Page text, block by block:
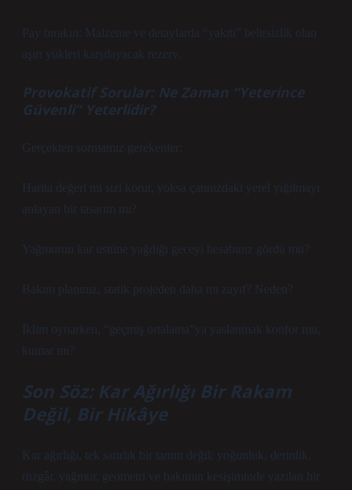
Pay bırakın: Malzeme ve detaylarda “yakıtı” belirsizlik olan
aşırı yükleri karşılayacak rezerv.
Provokatif Sorular: Ne Zaman “Yeterince
Güvenli” Yeterlidir?
Gerçekten sormamız gerekenler:
Harita değeri mi sizi korur, yoksa çatınızdaki yerel yığılmayı
anlayan bir tasarım mı?
Yağmurun kar üstüne yağdığı geceyi hesabınız gördü mü?
Bakım planınız, statik projeden daha mı zayıf? Neden?
İklim oynarken, “geçmiş ortalama”ya yaslanmak konfor mu,
kumar mı?
Son Söz: Kar Ağırlığı Bir Rakam
Değil, Bir Hikâye
Kar ağırlığı, tek satırlık bir tanım değil; yoğunluk, derinlik,
rüzgâr, yağmur, geometri ve bakımın kesişiminde yazılan bir